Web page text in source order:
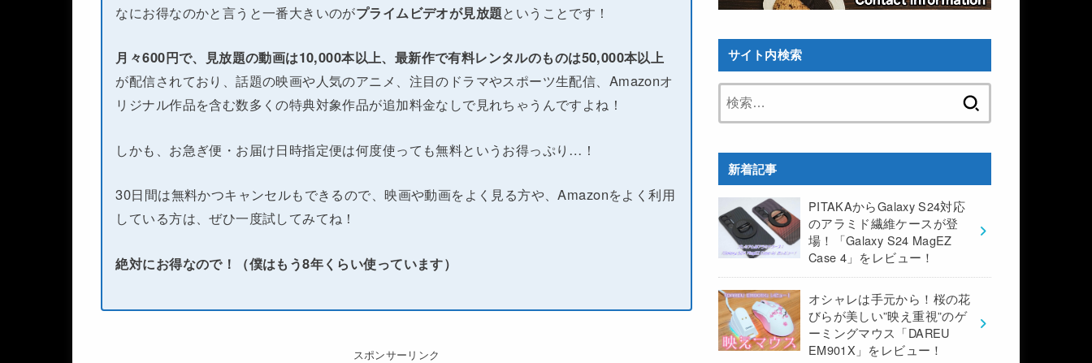
なにお得なのかと言うと一番大きいのがプライムビデオが見放題ということです！
月々600円で、見放題の動画は10,000本以上、最新作で有料レンタルのものは50,000本以上
が配信されており、話題の映画や人気のアニメ、注目のドラマやスポーツ生配信、Amazonオ
リジナル作品を含む数多くの特典対象作品が追加料金なしで見れちゃうんですよね！
しかも、お急ぎ便・お届け日時指定便は何度使っても無料というお得っぷり…！
30日間は無料かつキャンセルもできるので、映画や動画をよく見る方や、Amazonをよく利用
している方は、ぜひ一度試してみてね！
絶対にお得なので！（僕はもう8年くらい使っています）
スポンサーリンク
サイト内検索
新着記事
PITAKAからGalaxy S24対応
のアラミド繊維ケースが登
場！「Galaxy S24 MagEZ
Case 4」をレビュー！
オシャレは手元から！桜の花
びらが美しい”映え重視”のゲ
ーミングマウス「DAREU
EM901X」をレビュー！